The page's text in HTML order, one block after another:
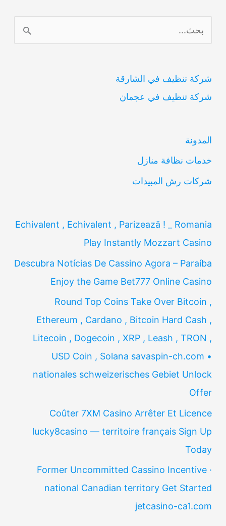
ل
ح
ث
شركة تنظيف في الشارقة
شركة تنظيف في عجمان
المدونة
خدمات نظافة منازل
شركات رش المبيدات
Echivalent , Echivalent , Parizează ! _ Romania
Play Instantly Mozzart Casino
Descubra Notícias De Cassino Agora – Paraíba
Enjoy the Game Bet777 Online Casino
Round Top Coins Take Over Bitcoin ,
Ethereum , Cardano , Bitcoin Hard Cash ,
Litecoin , Dogecoin , XRP , Leash , TRON ,
USD Coin , Solana savaspin-ch.com •
nationales schweizerisches Gebiet Unlock
Offer
Coûter 7XM Casino Arrêter Et Licence
lucky8casino — territoire français Sign Up
Today
Former Uncommitted Cassino Incentive ·
national Canadian territory Get Started
jetcasino-ca1.com